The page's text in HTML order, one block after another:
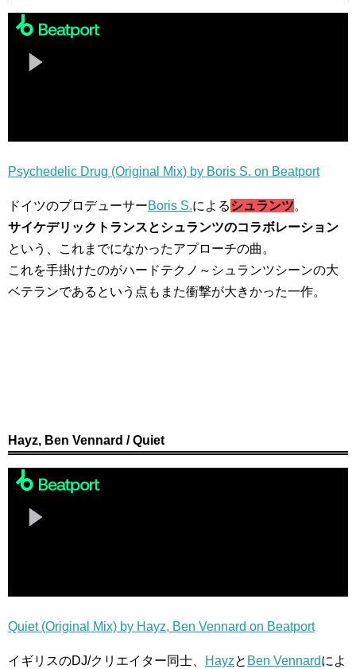
Psychedelic Drug (Original Mix) by Boris S. on Beatport
ドイツのプロデューサーBoris S.によるシュランツ。
サイケデリックトランスとシュランツのコラボレーション
という、これまでになかったアプローチの曲。
これを手掛けたのがハードテクノ～シュランツシーンの大
ベテランであるという点もまた衝撃が大きかった一作。
Hayz, Ben Vennard / Quiet
Quiet (Original Mix) by Hayz, Ben Vennard on Beatport
イギリスのDJ/クリエイター同士、 Hayzと Ben Vennardによ